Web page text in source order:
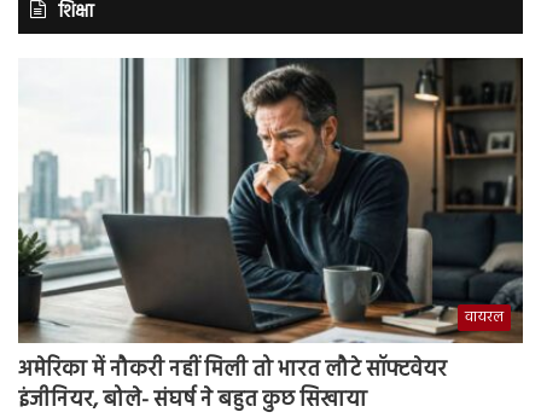
शिक्षा
वायरल
अमेरिका में नौकरी नहीं मिली तो भारत लौटे सॉफ्टवेयर
इंजीनियर, बोले- संघर्ष ने बहुत कुछ सिखाया